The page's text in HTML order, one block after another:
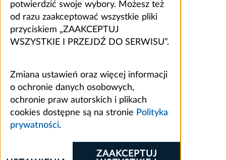
potwierdzić swoje wybory. Możesz też
od razu zaakceptować wszystkie pliki
przyciskiem „ZAAKCEPTUJ
WSZYSTKIE I PRZEJDŹ DO SERWISU”.
Zmiana ustawień oraz więcej informacji
o ochronie danych osobowych,
ochronie praw autorskich i plikach
cookies dostępne są na stronie Polityka
prywatności.
ZAAKCEPTUJ